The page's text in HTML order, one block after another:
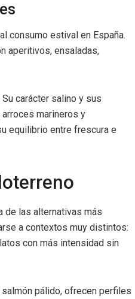
consumo estival en España.
aperitivos, ensaladas,
carácter salino y sus
marineros y
equilibrio entre frescura e
de las alternativas más
a contextos muy distintos:
con más intensidad sin
pálido, ofrecen perfiles